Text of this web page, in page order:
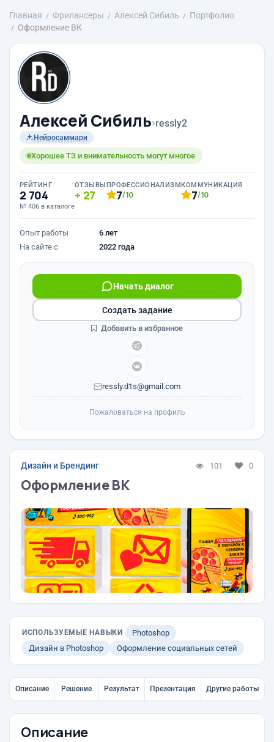
Главная Фрилансеры Алексей Сибиль
Портфолио
Оформление ВК
Алексей Сибиль›ressly2
Нейросаммари
Хорошее ТЗ и внимательность могут многое
РЕЙТИНГ
2 704
№ 406 в каталоге
ОТЗЫВЫ
27
ПРОФЕССИОНАЛИЗМ
7/10
КОММУНИКАЦИЯ
7/10
Опыт работы
6 лет
На сайте с
2022 года
Начать диалог
ressly.d1s@gmail.com
Создать задание
Добавить в избранное
Пожаловаться на профиль
Дизайн и Брендинг 101 0
Оформление ВК
ИСПОЛЬЗУЕМЫЕ НАВЫКИ
Photoshop
Дизайн в Photoshop
Оформление социальных сетей
Описание Решение Результат Презентация Другие работы
Описание